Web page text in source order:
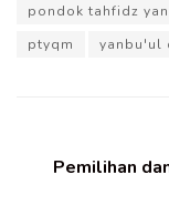
pondok tahfidz
ptyqm
yanbu'ul
Pemilihan